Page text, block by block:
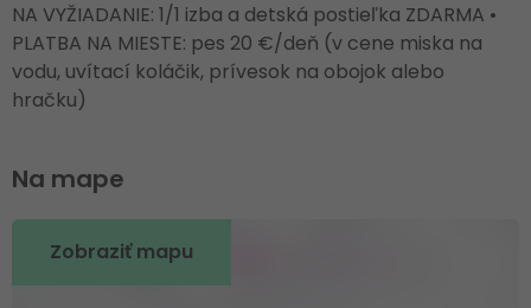
NA VYŽIADANIE: 1/1 izba a detská postieľka ZDARMA •
PLATBA NA MIESTE: pes 20 €/deň (v cene miska na
vodu, uvítací koláčik, prívesok na obojok alebo
hračku)
Na mape
Zobraziť mapu